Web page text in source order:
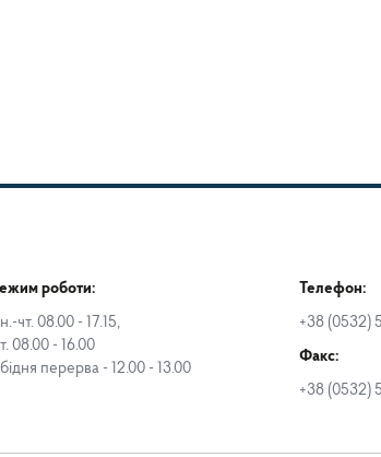
роботи:
чт. 08.00 - 17.15,
08.00 - 16.00
перерва - 12.00 - 13.00
Телефон:
+38 (0532)
Факс:
+38 (0532)